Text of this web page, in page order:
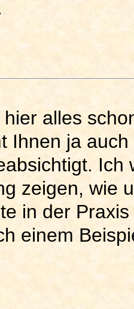
alles
Ihnen ja
Ich
zeigen, wie
in der
einem